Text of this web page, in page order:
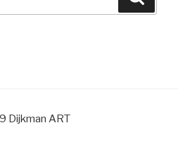
Dijkman ART